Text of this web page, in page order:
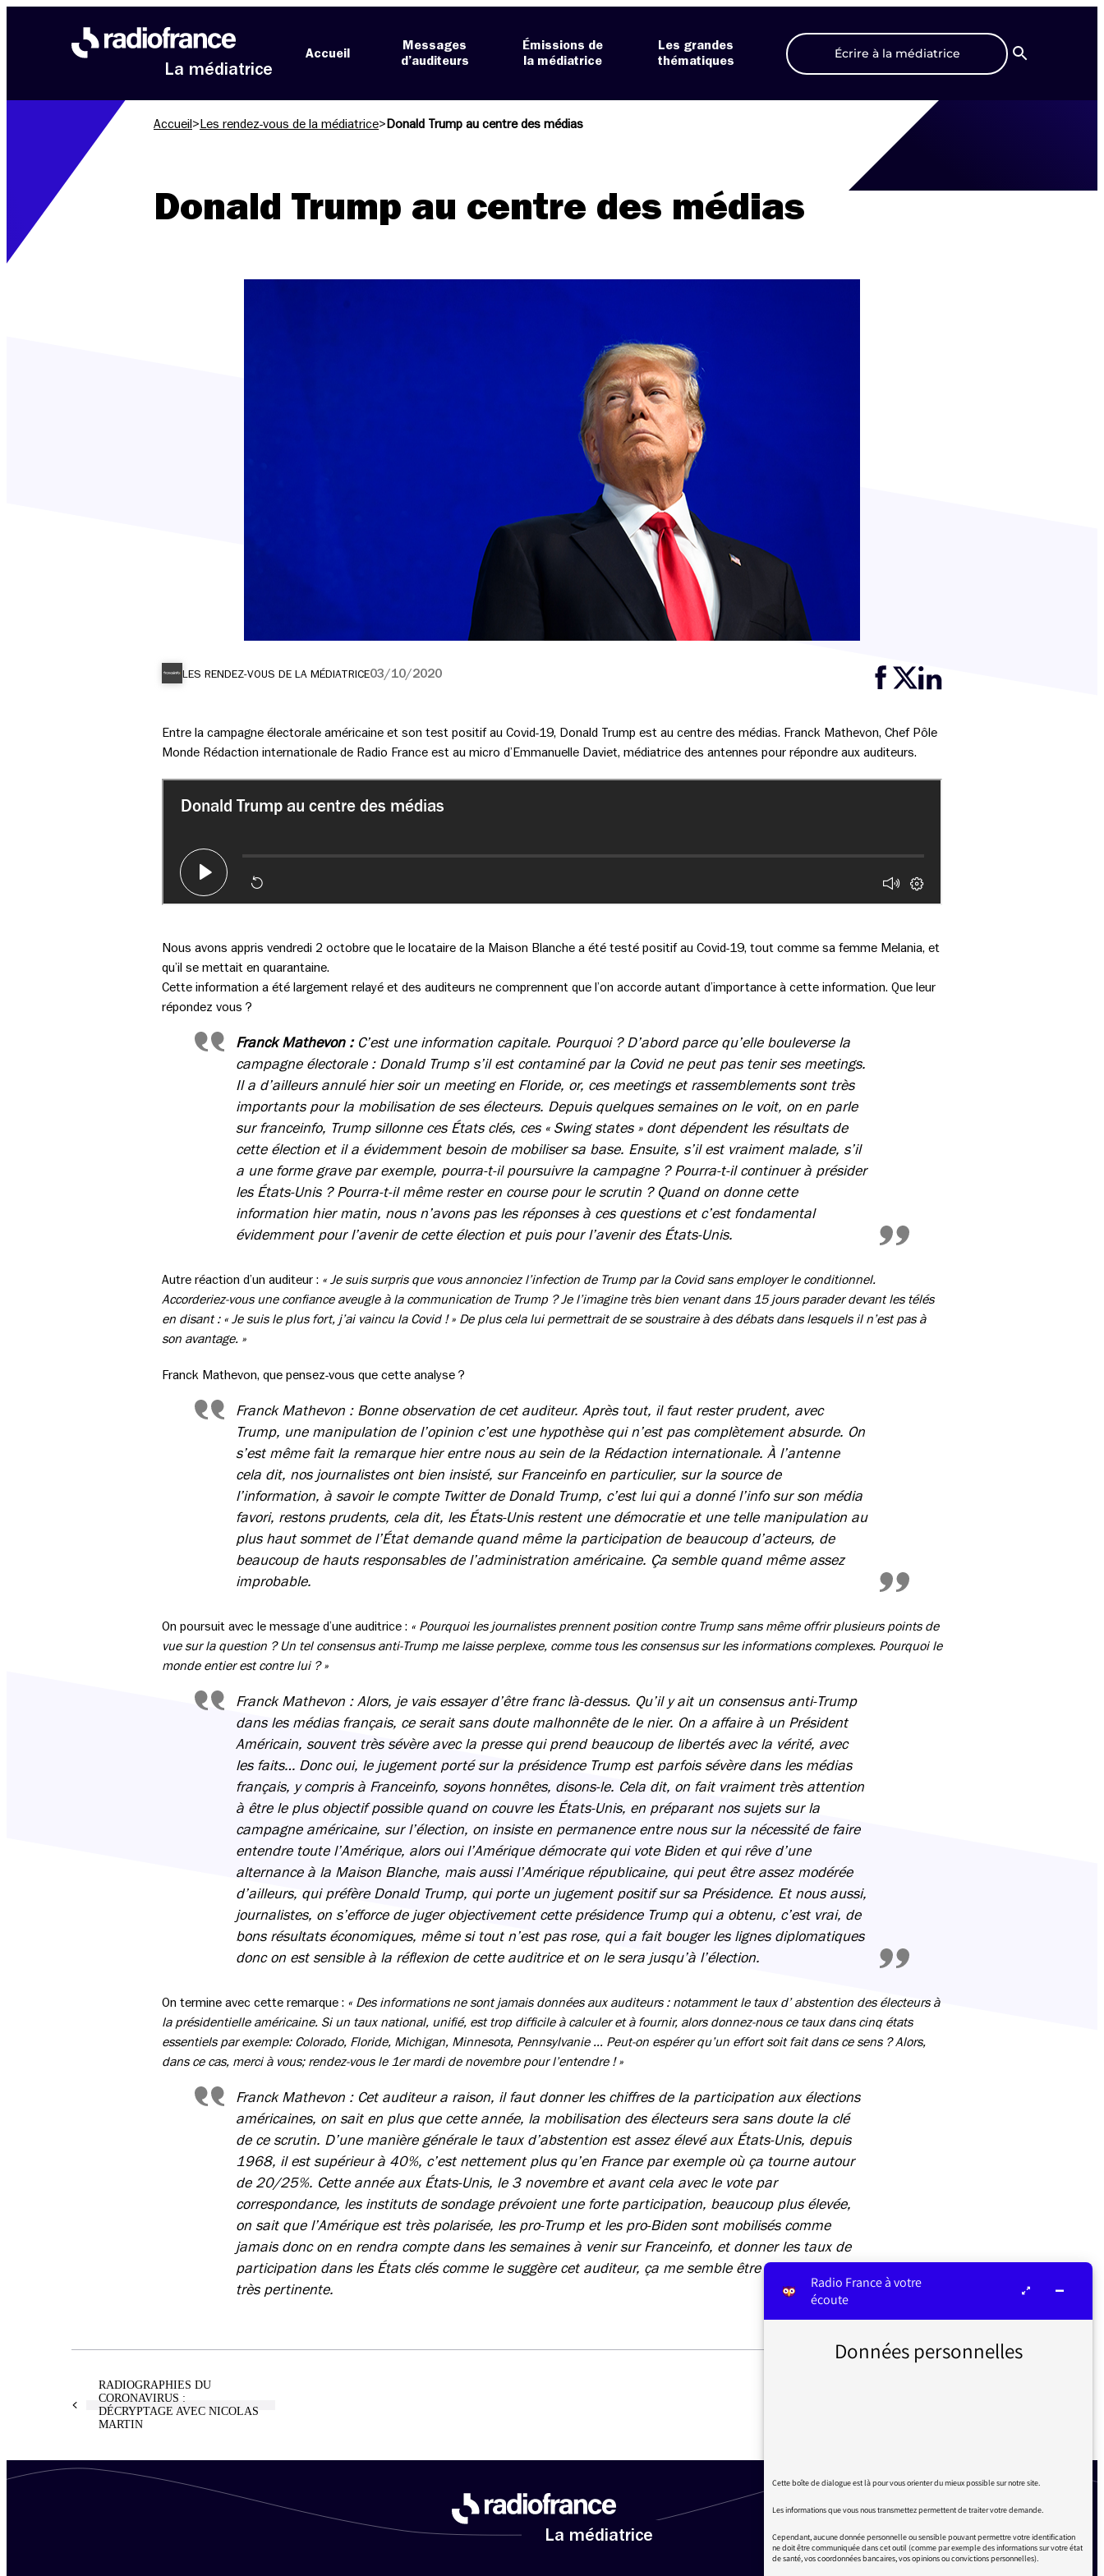
La médiatrice
Accueil
Messages
d’auditeurs
Émissions de
la médiatrice
Les grandes
thématiques
Écrire à la médiatrice
Recherche
Accueil > Les rendez-vous de la médiatrice> Donald Trump au centre des médias
Donald Trump au centre des médias
LES RENDEZ-VOUS DE LA MÉDIATRICE03/10/2020
Entre la campagne électorale américaine et son test positif au Covid-19, Donald Trump est au centre des médias. Franck Mathevon, Chef Pôle
Monde Rédaction internationale de Radio France est au micro d’Emmanuelle Daviet, médiatrice des antennes pour répondre aux auditeurs.
Nous avons appris vendredi 2 octobre que le locataire de la Maison Blanche a été testé positif au Covid-19, tout comme sa femme Melania, et
qu’il se mettait en quarantaine.
Cette information a été largement relayé et des auditeurs ne comprennent que l’on accorde autant d’importance à cette information. Que leur
répondez vous ?
Franck Mathevon : C’est une information capitale. Pourquoi ? D’abord parce qu’elle bouleverse la
campagne électorale : Donald Trump s’il est contaminé par la Covid ne peut pas tenir ses meetings.
Il a d’ailleurs annulé hier soir un meeting en Floride, or, ces meetings et rassemblements sont très
importants pour la mobilisation de ses électeurs. Depuis quelques semaines on le voit, on en parle
sur franceinfo, Trump sillonne ces États clés, ces « Swing states » dont dépendent les résultats de
cette élection et il a évidemment besoin de mobiliser sa base. Ensuite, s’il est vraiment malade, s’il
a une forme grave par exemple, pourra-t-il poursuivre la campagne ? Pourra-t-il continuer à présider
les États-Unis ? Pourra-t-il même rester en course pour le scrutin ? Quand on donne cette
information hier matin, nous n’avons pas les réponses à ces questions et c’est fondamental
évidemment pour l’avenir de cette élection et puis pour l’avenir des États-Unis.
Autre réaction d’un auditeur : « Je suis surpris que vous annonciez l’infection de Trump par la Covid sans employer le conditionnel.
Accorderiez-vous une confiance aveugle à la communication de Trump ? Je l’imagine très bien venant dans 15 jours parader devant les télés
en disant : « Je suis le plus fort, j’ai vaincu la Covid ! » De plus cela lui permettrait de se soustraire à des débats dans lesquels il n’est pas à
son avantage. »
Franck Mathevon, que pensez-vous que cette analyse ?
Franck Mathevon : Bonne observation de cet auditeur. Après tout, il faut rester prudent, avec
Trump, une manipulation de l’opinion c’est une hypothèse qui n’est pas complètement absurde. On
s’est même fait la remarque hier entre nous au sein de la Rédaction internationale. À l’antenne
cela dit, nos journalistes ont bien insisté, sur Franceinfo en particulier, sur la source de
l’information, à savoir le compte Twitter de Donald Trump, c’est lui qui a donné l’info sur son média
favori, restons prudents, cela dit, les États-Unis restent une démocratie et une telle manipulation au
plus haut sommet de l’État demande quand même la participation de beaucoup d’acteurs, de
beaucoup de hauts responsables de l’administration américaine. Ça semble quand même assez
improbable.
On poursuit avec le message d’une auditrice : « Pourquoi les journalistes prennent position contre Trump sans même offrir plusieurs points de
vue sur la question ? Un tel consensus anti-Trump me laisse perplexe, comme tous les consensus sur les informations complexes. Pourquoi le
monde entier est contre lui ? »
Franck Mathevon : Alors, je vais essayer d’être franc là-dessus. Qu’il y ait un consensus anti-Trump
dans les médias français, ce serait sans doute malhonnête de le nier. On a affaire à un Président
Américain, souvent très sévère avec la presse qui prend beaucoup de libertés avec la vérité, avec
les faits… Donc oui, le jugement porté sur la présidence Trump est parfois sévère dans les médias
français, y compris à Franceinfo, soyons honnêtes, disons-le. Cela dit, on fait vraiment très attention
à être le plus objectif possible quand on couvre les États-Unis, en préparant nos sujets sur la
campagne américaine, sur l’élection, on insiste en permanence entre nous sur la nécessité de faire
entendre toute l’Amérique, alors oui l’Amérique démocrate qui vote Biden et qui rêve d’une
alternance à la Maison Blanche, mais aussi l’Amérique républicaine, qui peut être assez modérée
d’ailleurs, qui préfère Donald Trump, qui porte un jugement positif sur sa Présidence. Et nous aussi,
journalistes, on s’efforce de juger objectivement cette présidence Trump qui a obtenu, c’est vrai, de
bons résultats économiques, même si tout n’est pas rose, qui a fait bouger les lignes diplomatiques
donc on est sensible à la réflexion de cette auditrice et on le sera jusqu’à l’élection.
On termine avec cette remarque : « Des informations ne sont jamais données aux auditeurs : notamment le taux d’ abstention des électeurs à
la présidentielle américaine. Si un taux national, unifié, est trop difficile à calculer et à fournir, alors donnez-nous ce taux dans cinq états
essentiels par exemple: Colorado, Floride, Michigan, Minnesota, Pennsylvanie … Peut-on espérer qu’un effort soit fait dans ce sens ? Alors,
dans ce cas, merci à vous; rendez-vous le 1er mardi de novembre pour l’entendre ! »
Franck Mathevon : Cet auditeur a raison, il faut donner les chiffres de la participation aux élections
américaines, on sait en plus que cette année, la mobilisation des électeurs sera sans doute la clé
de ce scrutin. D’une manière générale le taux d’abstention est assez élevé aux États-Unis, depuis
1968, il est supérieur à 40%, c’est nettement plus qu’en France par exemple où ça tourne autour
de 20/25%. Cette année aux États-Unis, le 3 novembre et avant cela avec le vote par
correspondance, les instituts de sondage prévoient une forte participation, beaucoup plus élevée,
on sait que l’Amérique est très polarisée, les pro-Trump et les pro-Biden sont mobilisés comme
jamais donc on en rendra compte dans les semaines à venir sur Franceinfo, et donner les taux de
participation dans les États clés comme le suggère cet auditeur, ça me semble être une proposition
très pertinente.
RADIOGRAPHIES DU
CORONAVIRUS :
DÉCRYPTAGE AVEC NICOLAS
MARTIN
La médiatrice
Radio France à votre
écoute
Données personnelles
Cette boîte de dialogue est là pour vous orienter du mieux possible sur notre site.
Les informations que vous nous transmettez permettent de traiter votre demande.
Cependant, aucune donnée personnelle ou sensible pouvant permettre votre identification
ne doit être communiquée dans cet outil (comme par exemple des informations sur votre état
de santé, vos coordonnées bancaires, vos opinions ou convictions personnelles).